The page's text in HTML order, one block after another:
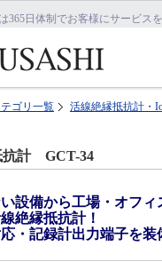
365日体制でお客様にサービス
ゴリ一覧 活線絶縁抵抗計・
抗計 GCT-34
設備から工場・オフ
絶縁抵抗計！
・記録計出力端子を装